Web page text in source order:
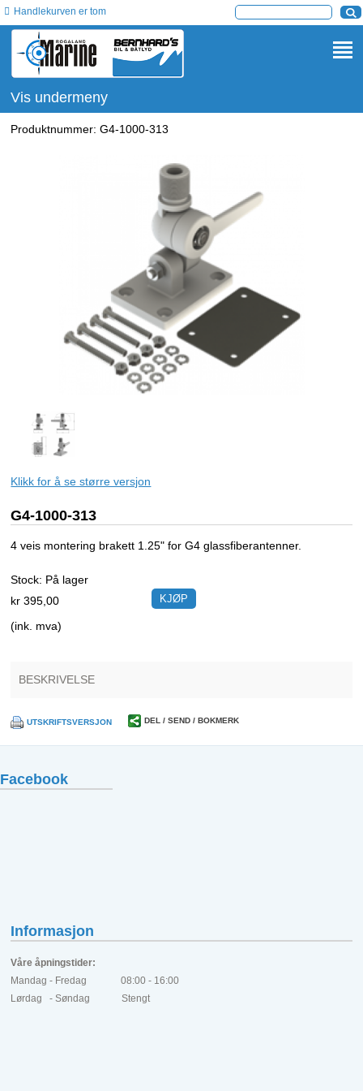
Handlekurven er tom
Vis undermeny
Produktnummer:G4-1000-313
Klikk for å se større versjon
G4-1000-313
4 veis montering brakett 1.25" for G4 glassfiberantenner.
Stock: På lager
kr 395,00
(ink. mva)
BESKRIVELSE
UTSKRIFTSVERSJON DEL / SEND / BOKMERK
Facebook
Informasjon
Våre åpningstider:
Mandag - Fredag 08:00 - 16:00
Lørdag - Søndag Stengt